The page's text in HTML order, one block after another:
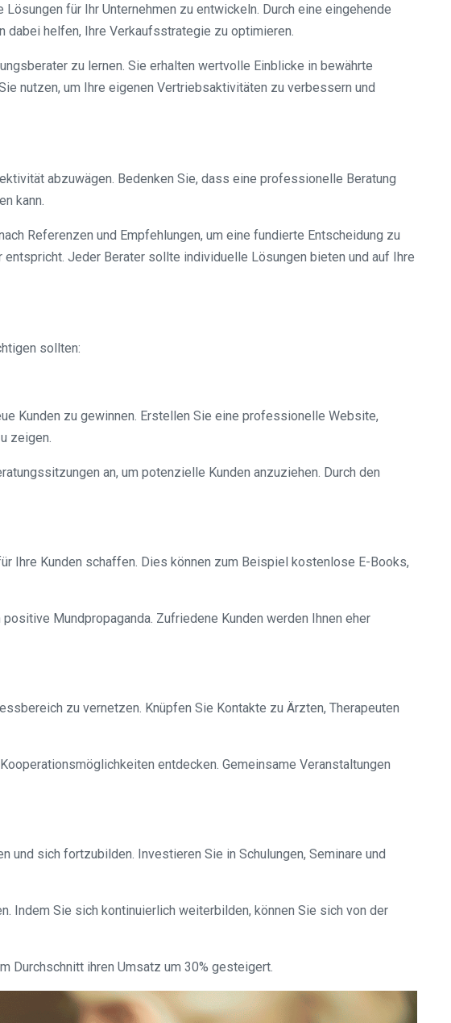
für Ihr Unternehmen zu entwickeln. Durch eine eingehende
helfen, Ihre Verkaufsstrategie zu optimieren.
zu lernen. Sie erhalten wertvolle Einblicke in bewährte
nutzen, um Ihre eigenen Vertriebsaktivitäten zu verbessern und
abzuwägen. Bedenken Sie, dass eine professionelle Beratung
kann.
Referenzen und Empfehlungen, um eine fundierte Entscheidung zu
Jeder Berater sollte individuelle Lösungen bieten und auf Ihre
sollten:
Kunden zu gewinnen. Erstellen Sie eine professionelle Website,
zeigen.
an, um potenzielle Kunden anzuziehen. Durch den
Ihre Kunden schaffen. Dies können zum Beispiel kostenlose E-Books,
Mundpropaganda. Zufriedene Kunden werden Ihnen eher
zu vernetzen. Knüpfen Sie Kontakte zu Ärzten, Therapeuten
entdecken. Gemeinsame Veranstaltungen
sich fortzubilden. Investieren Sie in Schulungen, Seminare und
Indem Sie sich kontinuierlich weiterbilden, können Sie sich von der
Durchschnitt ihren Umsatz um 30% gesteigert.